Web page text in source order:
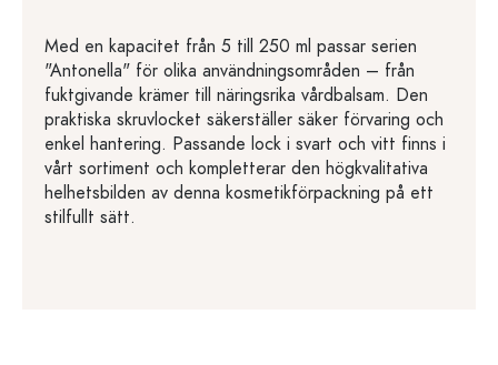
Med en kapacitet från 5 till 250 ml passar serien
"Antonella" för olika användningsområden – från
fuktgivande krämer till näringsrika vårdbalsam. Den
praktiska skruvlocket säkerställer säker förvaring och
enkel hantering. Passande lock i svart och vitt finns i
vårt sortiment och kompletterar den högkvalitativa
helhetsbilden av denna kosmetikförpackning på ett
stilfullt sätt.